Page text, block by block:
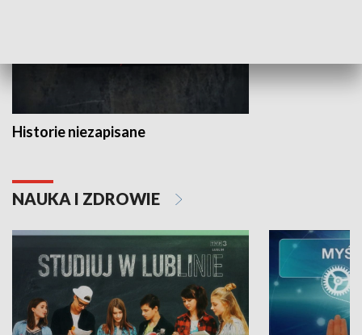
Historie niezapisane
NAUKA I ZDROWIE